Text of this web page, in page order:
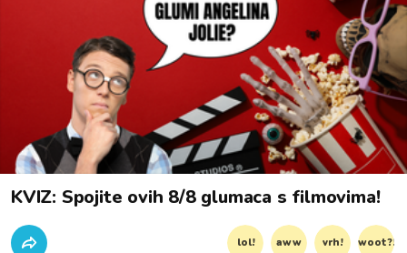
KVIZ: Spojite ovih 8/8 glumaca s filmovima!
lol! aww vrh! woot?!